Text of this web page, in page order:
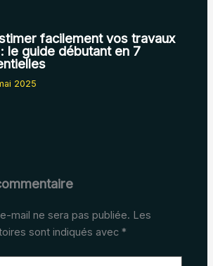
facilement vos travaux
le guide débutant en 7
2025
mail ne sera pas publiée. Les
sont indiqués avec*